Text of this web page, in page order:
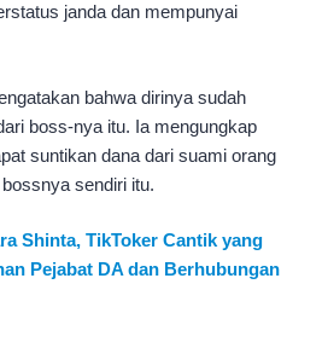
janda dan mempunyai
bahwa dirinya sudah
boss-nya itu. Ia mengungkap
suntikan dana dari suami orang
sendiri itu.
Shinta, TikToker Cantik yang
Pejabat DA dan Berhubungan